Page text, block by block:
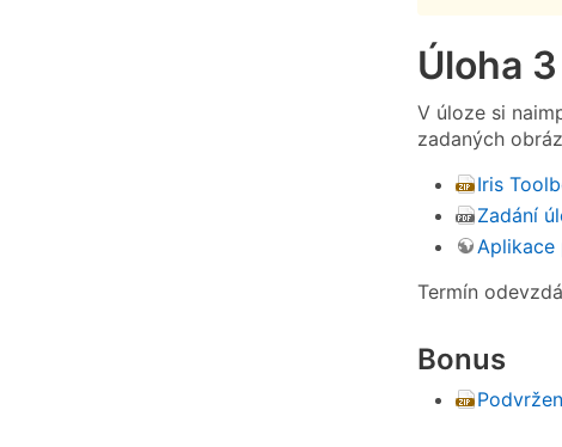
Úloha
V úloze si
zadaných
Iris
Zadání
Aplikace
Termín
Bonus